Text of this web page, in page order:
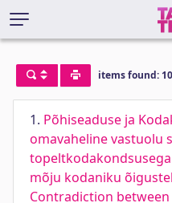
items found:
1. Põhiseaduse ja
omavaheline vastuolu
mõju kodaniku
Contradiction